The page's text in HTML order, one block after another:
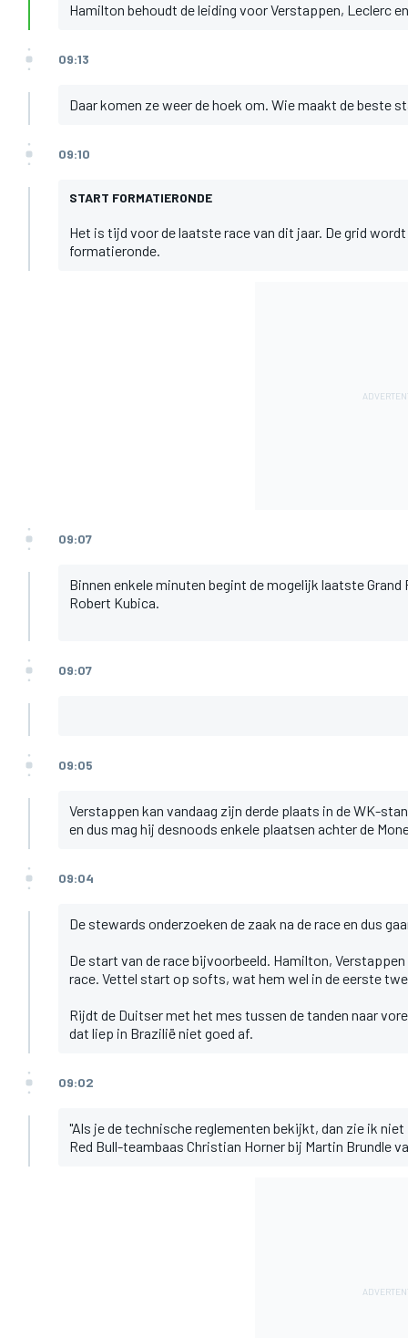
Hamilton behoudt de leiding voor Verstappen, Leclerc
09:13
Daar komen ze weer de hoek om. Wie maakt de beste
09:10
START FORMATIERONDE
Het is tijd voor de laatste race van dit jaar. De grid
formatieronde.
09:07
Binnen enkele minuten begint de mogelijk laatste
Robert Kubica.
09:07
09:05
Verstappen kan vandaag zijn derde plaats in de WK-
en dus mag hij desnoods enkele plaatsen achter de
09:04
De stewards onderzoeken de zaak na de race en dus
De start van de race bijvoorbeeld. Hamilton,
race. Vettel start op softs, wat hem wel in de eerste
Rijdt de Duitser met het mes tussen de tanden naar
dat liep in Brazilië niet goed af.
09:02
"Als je de technische reglementen bekijkt, dan zie ik
Red Bull-teambaas Christian Horner bij Martin Brundle